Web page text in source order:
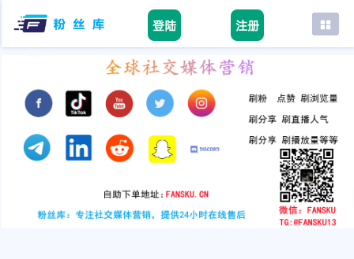
登陆 注册
首页
tiktok
youtube
instagram